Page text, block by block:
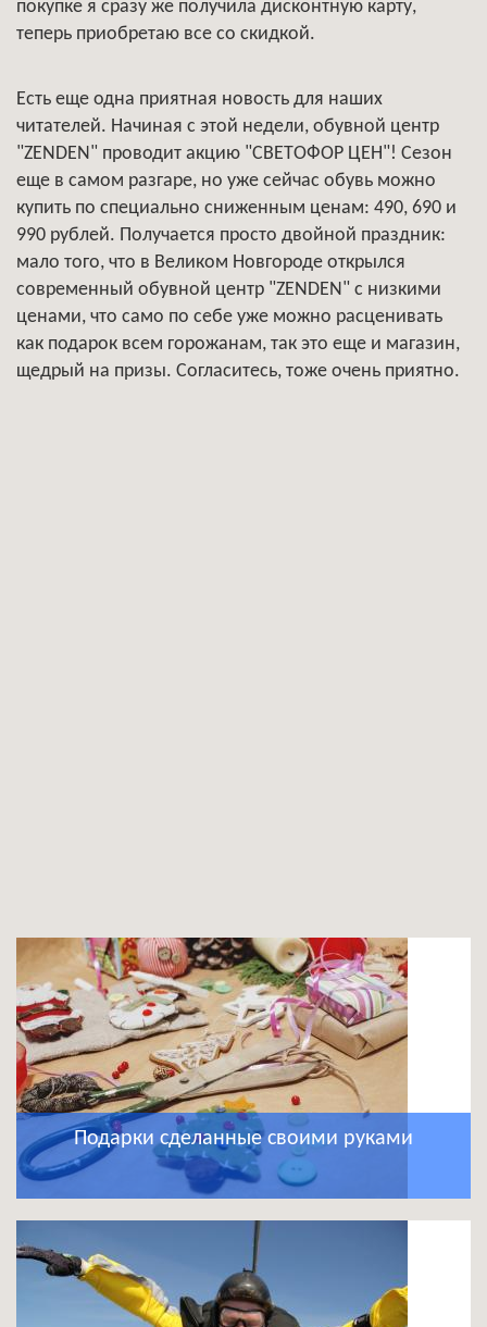
покупке я сразу же получила дисконтную карту,
теперь приобретаю все со скидкой.
Есть еще одна приятная новость для наших
читателей. Начиная с этой недели, обувной центр
"ZENDEN" проводит акцию "СВЕТОФОР ЦЕН"! Сезон
еще в самом разгаре, но уже сейчас обувь можно
купить по специально сниженным ценам: 490, 690 и
990 рублей. Получается просто двойной праздник:
мало того, что в Великом Новгороде открылся
современный обувной центр "ZENDEN" с низкими
ценами, что само по себе уже можно расценивать
как подарок всем горожанам, так это еще и магазин,
щедрый на призы. Согласитесь, тоже очень приятно.
Подарки сделанные своими руками